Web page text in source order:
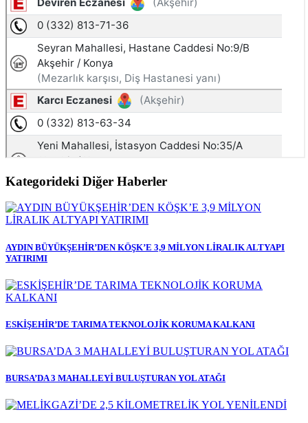
Kategorideki Diğer Haberler
AYDIN BÜYÜKŞEHİR’DEN KÖŞK’E 3,9 MİLYON LİRALIK ALTYAPI
YATIRIMI
ESKİŞEHİR’DE TARIMA TEKNOLOJİK KORUMA KALKANI
BURSA’DA 3 MAHALLEYİ BULUŞTURAN YOL ATAĞI